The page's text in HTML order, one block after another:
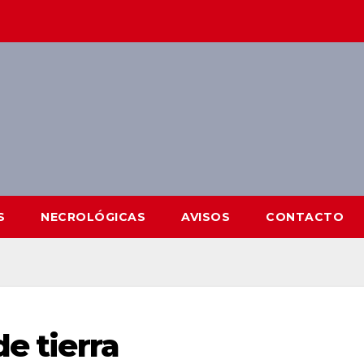
NECROLÓGICAS AVISOS CONTACTO
tierra